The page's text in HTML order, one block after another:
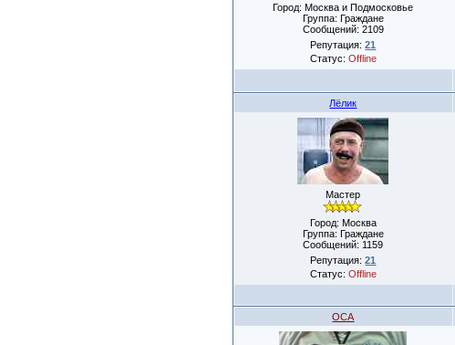
Город: Москва и Подмосковье
Группа: Граждане
Сообщений: 2109
Репутация:21
Статус: Offline
Лёлик
Мастер
Город: Москва
Группа: Граждане
Сообщений: 1159
Репутация:21
Статус: Offline
OCA